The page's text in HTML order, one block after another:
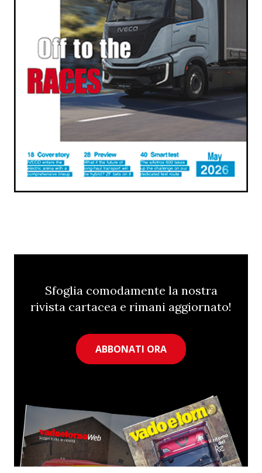
Sfoglia comodamente la nostra
rivista cartacea e rimani aggiornato!
ABBONATI ORA